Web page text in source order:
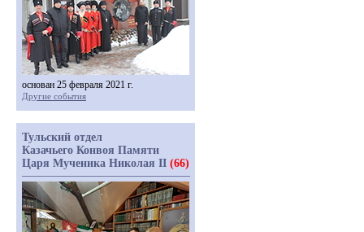
основан 25 февраля 2021 г.
Другие события
Тульский отдел
Казачьего Конвоя Памяти
Царя Мученика Николая II (66)